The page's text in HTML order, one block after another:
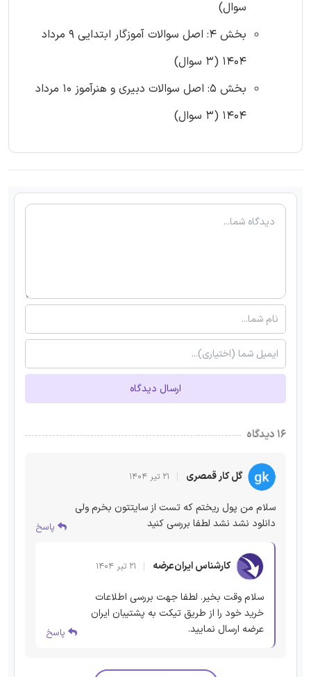
سوال)
بخش 4: اصل سوالات آموزگار ابتدایی 9 مرداد
1404 (3 سوال)
بخش 5: اصل سوالات دبیری و هنرآموز 10 مرداد
1404 (3 سوال)
ارسال دیدگاه
۱۶ دیدگاه
گل کار قمصری ۲۱ تیر ۱۴۰۴
سلام من پول ریختم که تست از سایتتون بخرم ولی
دانلود نشد نشد لطفا بررسی کنید
پاسخ
کارشناس ایران‌عرضه ۲۱ تیر ۱۴۰۴
سلام وقت بخیر. لطفا جهت بررسی اطلاعات
خرید خود را از طریق تیکت به پشتیبان ایران
عرضه ارسال نمایید.
پاسخ